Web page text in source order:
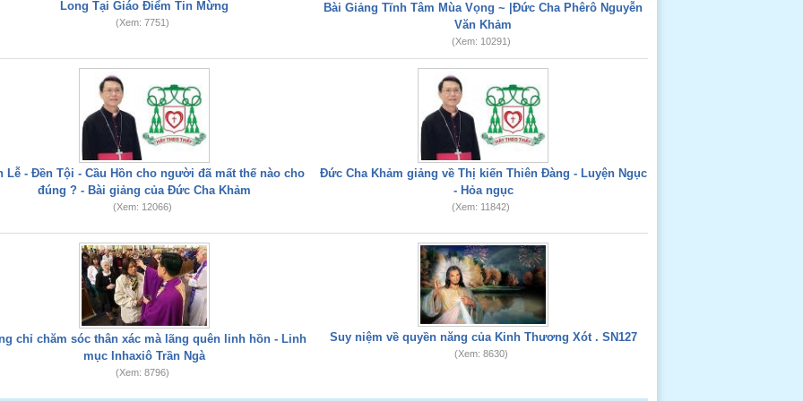
Long Tại Giáo Điểm Tin Mừng
(Xem: 7751)
Bài Giảng Tĩnh Tâm Mùa Vọng ~ |Đức Cha Phêrô Nguyễn
Văn Khảm
(Xem: 10291)
Lễ - Đền Tội - Cầu Hồn cho người đã mất thế nào cho
đúng ? - Bài giảng của Đức Cha Khảm
(Xem: 12066)
Đức Cha Khảm giảng về Thị kiến Thiên Đàng - Luyện Ngục
- Hỏa ngục
(Xem: 11842)
chỉ chăm sóc thân xác mà lãng quên linh hồn - Linh
mục Inhaxiô Trần Ngà
(Xem: 8796)
Suy niệm về quyền năng của Kinh Thương Xót . SN127
(Xem: 8630)